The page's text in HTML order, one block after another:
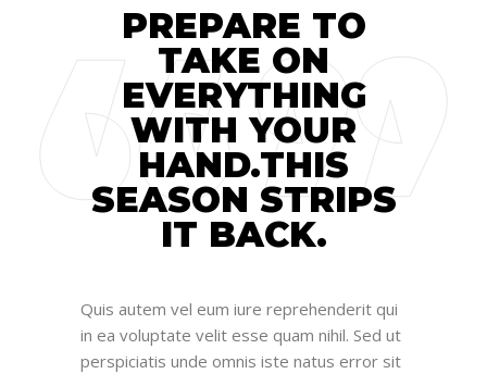
PREPARE TO
TAKE ON
EVERYTHING
WITH YOUR
HAND.THIS
SEASON STRIPS
IT BACK.
Quis autem vel eum iure reprehenderit qui
in ea voluptate velit esse quam nihil. Sed ut
perspiciatis unde omnis iste natus error sit